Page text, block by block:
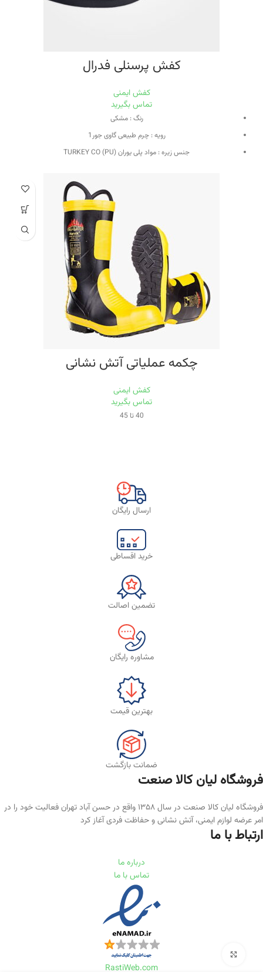
برای بزرگنمایی کلیک کنید
کفش پرسنلی فدرال
کفش ایمنی
تماس بگیرید
رنگ : مشکی
رویه : چرم طبیعی گاوی جور1
جنس زیره : مواد پلی یوران (PU) TURKEY CO
آستری : چرم طبیعی بسیار منعطف بزی
کفی : کفی طبی متشکل از چرم بزی و مواد EVI
تخفیف کارت : دارد
چکمه عملیاتی آتش نشانی
کفش ایمنی
تماس بگیرید
40 تا 45
ارسال رایگان
خرید اقساطی
تضمین اصالت
مشاوره رایگان
بهترین قیمت
ضمانت بازگشت
فروشگاه لیان‌ کالا صنعت
فروشگاه لیان کالا صنعت در سال ۱۳۵۸ واقع در حسن آباد تهران فعالیت خود را در
امر عرضه لوازم ایمنی، آتش نشانی و حفاظت فردی آغاز کرد
ارتباط با ما
درباره ما
تماس با ما
RastiWeb.com